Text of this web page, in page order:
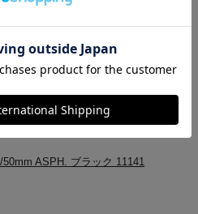
ASPH. ブラック 11141
クセサリー
ー(中古)
ASPH. ブラック 11141
ASPH. ブラック 11141